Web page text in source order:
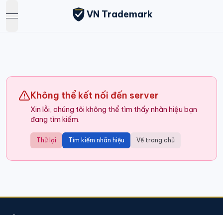
open navigation menu
VN Trademark
Không thể kết nối đến server
Xin lỗi, chúng tôi không thể tìm thấy nhãn hiệu bạn
đang tìm kiếm.
Thử lại Tìm kiếm nhãn hiệu Về trang chủ